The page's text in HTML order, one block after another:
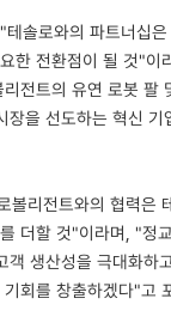
솔로와의 파트너십
한 전환점이 될 것"이
전트의 유연 로봇 팔
장을 선도하는 혁신 기
볼리전트와의 협력은
더할 것"이라며, "정
객 생산성을 극대화하
회를 창출하겠다"고